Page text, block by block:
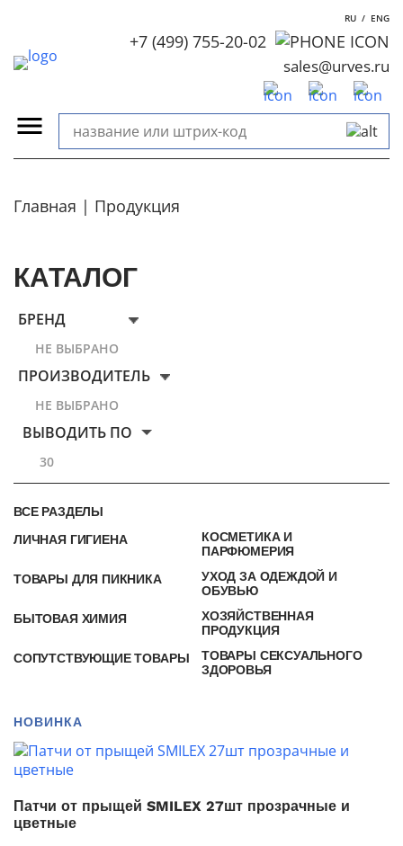
RU / ENG
+7 (499) 755-20-02
sales@urves.ru
Главная Продукция
КАТАЛОГ
БРЕНД
НЕ ВЫБРАНО
ПРОИЗВОДИТЕЛЬ
НЕ ВЫБРАНО
ВЫВОДИТЬ ПО
30
ВСЕ РАЗДЕЛЫ
ЛИЧНАЯ ГИГИЕНА
КОСМЕТИКА И
ПАРФЮМЕРИЯ
ТОВАРЫ ДЛЯ ПИКНИКА
УХОД ЗА ОДЕЖДОЙ И
ОБУВЬЮ
БЫТОВАЯ ХИМИЯ
ХОЗЯЙСТВЕННАЯ
ПРОДУКЦИЯ
СОПУТСТВУЮЩИЕ ТОВАРЫ
ТОВАРЫ СЕКСУАЛЬНОГО
ЗДОРОВЬЯ
НОВИНКА
Патчи от прыщей SMILEX 27шт прозрачные и
цветные